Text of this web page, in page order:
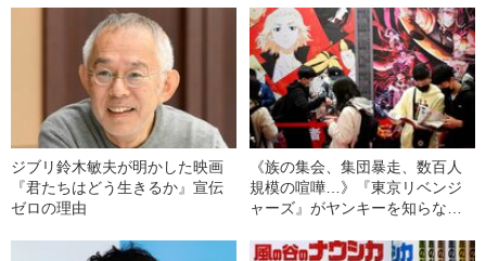
ジブリ鈴木敏夫が明かした映画
『君たちはどう生きるか』宣伝
ゼロの理由
《族の集会、集団暴走、数百人
規模の喧嘩…》『東京リベンジ
ャーズ』がヤンキーを知らない